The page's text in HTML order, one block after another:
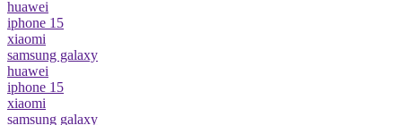
huawei
iphone 15
xiaomi
samsung galaxy
huawei
iphone 15
xiaomi
samsung galaxy